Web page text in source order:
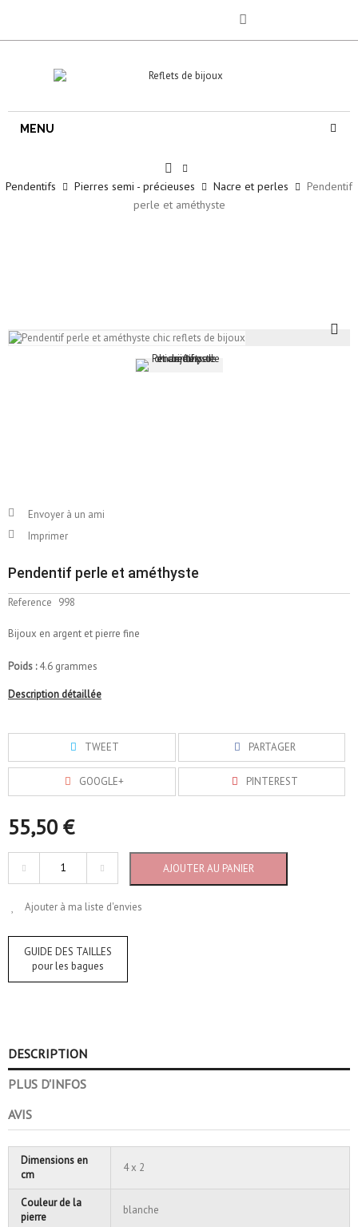
MENU
Pendentifs Pierres semi - précieuses Nacre et perles
Pendentif
perle et améthyste
Envoyer à un ami
Imprimer
Pendentif perle et améthyste
Reference 998
Bijoux en argent et pierre fine
Poids :4.6 grammes
Description détaillée
TWEET PARTAGER
GOOGLE+ PINTEREST
55,50 €
AJOUTER AU PANIER
Ajouter à ma liste d'envies
GUIDE DES TAILLES
pour les bagues
DESCRIPTION
PLUS D'INFOS
AVIS
Dimensions en
cm
4 x 2
Couleur de la
pierre
blanche